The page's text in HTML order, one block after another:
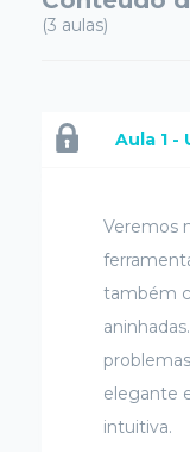
(3 aulas)
Aula 1 -
Veremos
também
elegante
intuitiva.